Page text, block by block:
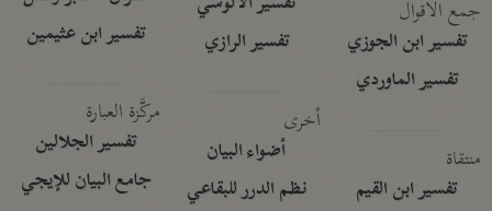
جمع الأقوال
تفسير ابن الجوزي
تفسير الماوردي
منتقاة
تفسير ابن القيم
تفسير الرازي
أخرى
أضواء البيان
نظم الدرر للبقاعي
تفسير ابن عثيمين
مركَّزة العبارة
تفسير الجلالين
جامع البيان للإيجي